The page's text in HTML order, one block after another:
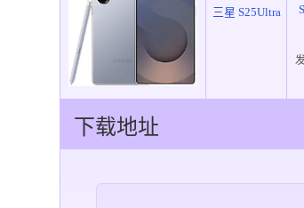
三星 S25Ultra
下载地址